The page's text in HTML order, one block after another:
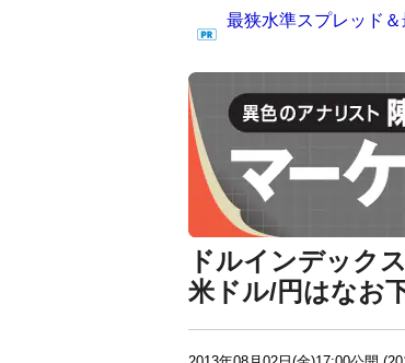
最狭水準スプレッド
ドルインデック
米ドル/円はなお